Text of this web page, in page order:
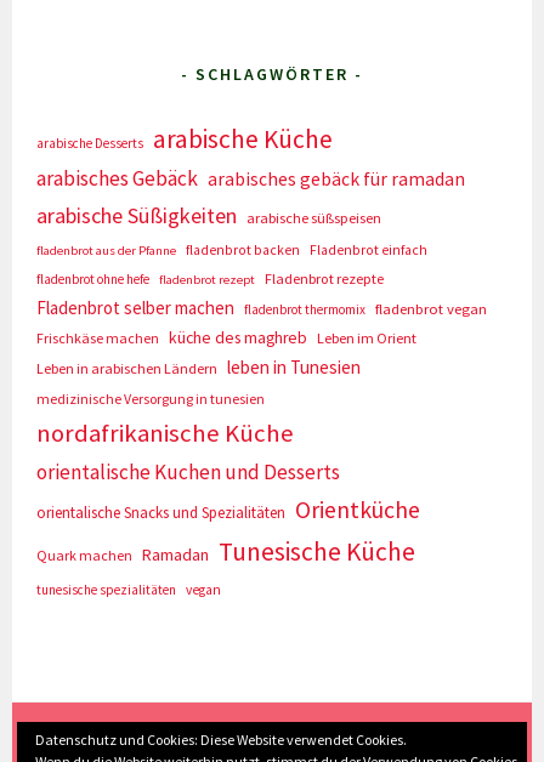
- SCHLAGWÖRTER -
arabische Desserts arabische Küche
arabisches Gebäck arabisches gebäck für ramadan
arabische Süßigkeiten arabische süßspeisen
fladenbrot aus der Pfanne fladenbrot backen
Fladenbrot einfach
fladenbrot ohne hefe
fladenbrot rezept Fladenbrot rezepte
Fladenbrot selber machen fladenbrot thermomix fladenbrot vegan
Frischkäse machen
küche des maghreb
Leben im Orient
Leben in arabischen Ländern
leben in Tunesien
medizinische Versorgung in tunesien
nordafrikanische Küche
orientalische Kuchen und Desserts
orientalische Snacks und Spezialitäten Orientküche
Quark machen Ramadan Tunesische Küche
tunesische spezialitäten vegan
(c) Eva Seyberth|Home|Impressum/Datenschutz
Datenschutz und Cookies: Diese Website verwendet Cookies.